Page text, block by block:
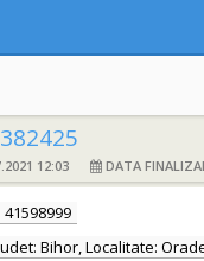
12:03 DATA
41598999
Bihor, Localitate: